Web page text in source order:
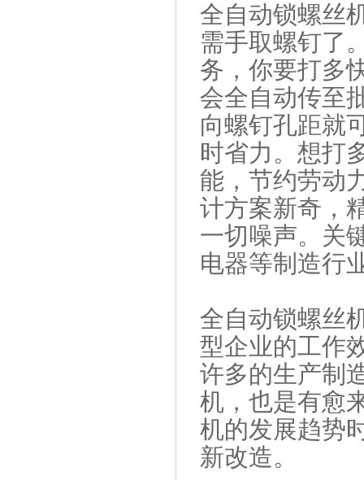
全自动锁螺丝
需手取螺钉了
务，你要打多
会全自动传至
向螺钉孔距就
时省力。想打
能，节约劳动
计方案新奇，
一切噪声。关
电器等制造行
全自动锁螺丝
型企业的工作
许多的生产制
机，也是有愈
机的发展趋势
新改造。